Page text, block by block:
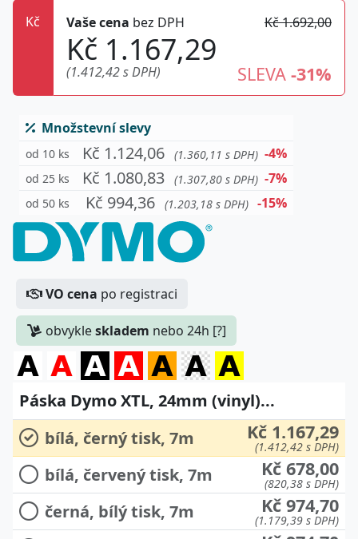
Kč
Vaše cena bez DPH Kč 1.692,00
Kč 1.167,29
(1.412,42 s DPH) SLEVA -31%
Množstevní slevy
od 10 ks Kč 1.124,06 (1.360,11 s DPH) -4%
od 25 ks Kč 1.080,83 (1.307,80 s DPH) -7%
od 50 ks Kč 994,36 (1.203,18 s DPH) -15%
VO cena po registraci
obvykleskladem nebo 24h [?]
Páska Dymo XTL, 24mm (vinyl)...
bílá, černý tisk, 7m
Kč 1.167,29
(1.412,42 s DPH)
bílá, červený tisk, 7m Kč 678,00
(820,38 s DPH)
černá, bílý tisk, 7m Kč 974,70
(1.179,39 s DPH)